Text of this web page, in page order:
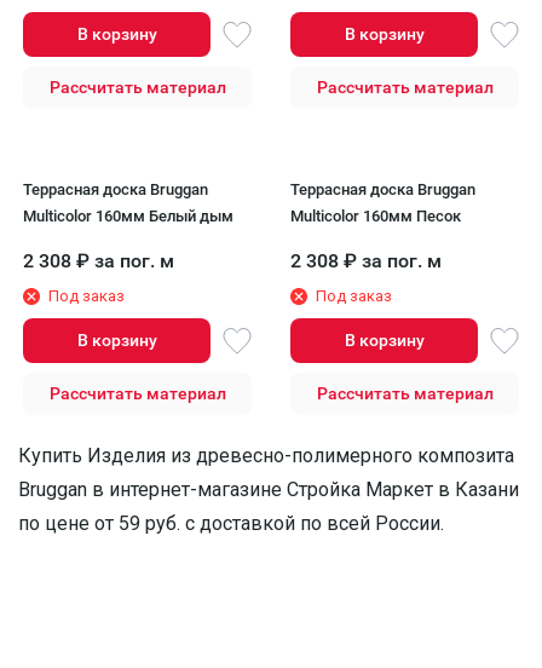
В корзину
Рассчитать материал
В корзину
Рассчитать материал
Террасная доска Bruggan
Multicolor 160мм Белый дым
2 308 ₽ за пог. м
Под заказ
В корзину
Рассчитать материал
Террасная доска Bruggan
Multicolor 160мм Песок
2 308 ₽ за пог. м
Под заказ
В корзину
Рассчитать материал
Купить Изделия из древесно-полимерного композита
Bruggan в интернет-магазине Стройка Маркет в Казани
по цене от 59 руб. с доставкой по всей России.